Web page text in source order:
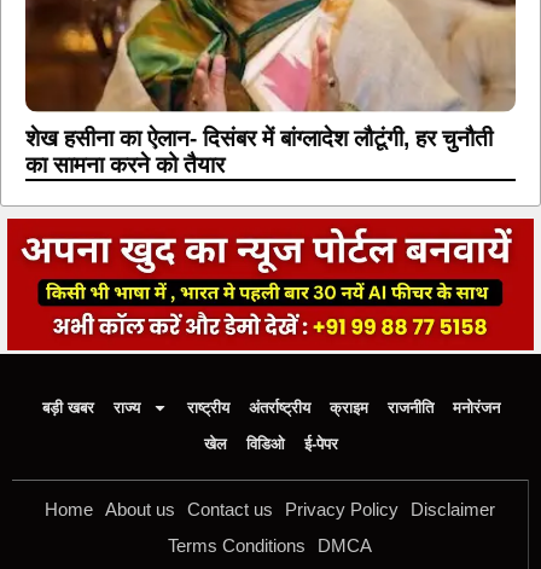
शेख हसीना का ऐलान- दिसंबर में बांग्लादेश लौटूंगी, हर चुनौती
का सामना करने को तैयार
बड़ी खबर राज्य राष्ट्रीय अंतर्राष्ट्रीय क्राइम राजनीति
मनोरंजन
खेल
विडिओ ई-पेपर
Home About us Contact us Privacy Policy
Disclaimer
Terms Conditions
DMCA